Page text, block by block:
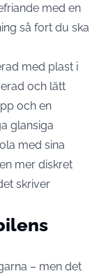
med en
så fort du ska
med plast i
och lätt
och en
glansiga
med sina
mer diskret
skriver
– men det